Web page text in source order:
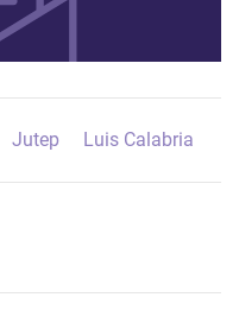
Jutep Luis Calabria